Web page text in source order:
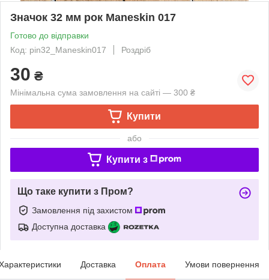
Значок 32 мм рок Maneskin 017
Готово до відправки
Код: pin32_Maneskin017
Роздріб
30 ₴
Мінімальна сума замовлення на сайті — 300 ₴
Купити
або
Купити з
Що таке купити з Пром?
Замовлення під захистом
Доступна доставка
Доставка Оплата Умови повернення